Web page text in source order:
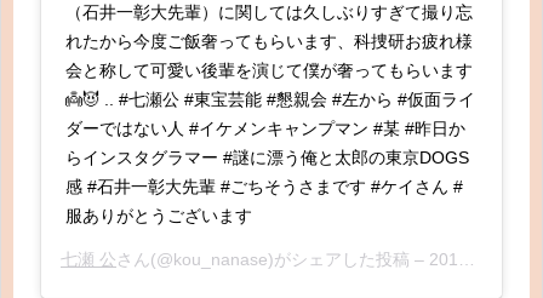
（石井一彰大先輩）に関しては久しぶりすぎて撮り忘
れたから今度ご飯奢ってもらいます、科捜研お疲れ様
会と称して可愛い後輩を演じて僕が奢ってもらいます
👼😈 .. #七瀬公 #東宝芸能 #懇親会 #左から #仮面ライ
ダーではない人 #イケメンキャンプマン #某 #昨日か
らインスタグラマー #謎に漂う俺と太郎の東京DOGS
感 #石井一彰大先輩 #ごちそうさまです #ケイさん #
服ありがとうございます
七瀬 公さん(@kou_nanase)がシェアした投稿 – 2018年 3月月31日午前4時13分PDT